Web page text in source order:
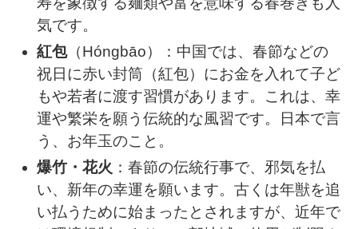
気です。
紅包（Hóngbāo）：中国では、春節などの
祝日に赤い封筒（紅包）にお金を入れて子ど
もや若者に渡す習慣があります。これは、幸
運や繁栄を願う伝統的な風習です。日本で言
う、お年玉のこと。
爆竹・花火 ：春節の伝統行事で、邪気を払
い、新年の幸運を願います。古くは年獣を追
い払うために始まったとされますが、近年で